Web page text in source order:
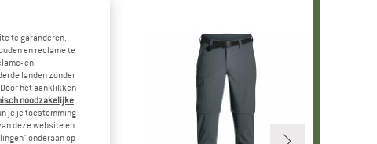
te garanderen.
en reclame te
en
landen zonder
het aanklikken
noodzakelijke
je je toestemming
deze website en
onderaan op